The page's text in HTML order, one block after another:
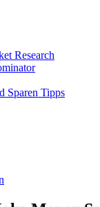
Research
Sparen Tipps